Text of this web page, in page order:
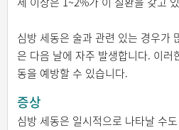
심방 세동은 술과 관련 있는 경우가
은 다음 날에 자주 발생합니다. 이러
동을 예방할 수 있습니다.
증상
심방 세동은 일시적으로 나타날 수